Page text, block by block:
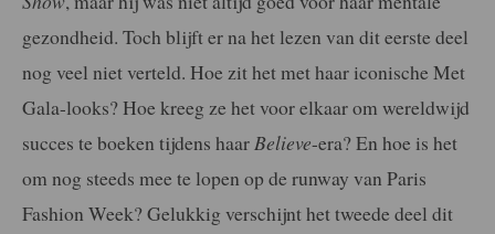
gezondheid. Toch blijft er na het lezen van dit eerste deel
nog veel niet verteld. Hoe zit het met haar iconische Met
Gala-looks? Hoe kreeg ze het voor elkaar om wereldwijd
succes te boeken tijdens haarBelieve-era? En hoe is het
om nog steeds mee te lopen op de runway van Paris
Fashion Week? Gelukkig verschijnt het tweede deel dit